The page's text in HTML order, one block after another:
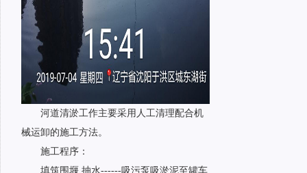
河道清淤工作主要采用人工清理配合机
械运卸的施工方法。
施工程序：
填筑围堰 抽水------吸污泵吸淤泥至罐车